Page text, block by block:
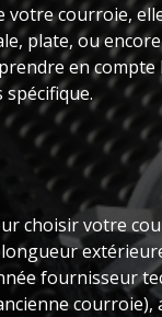
votre courroie,
plate, ou
en
choisir votre
fournisseur
courroie),